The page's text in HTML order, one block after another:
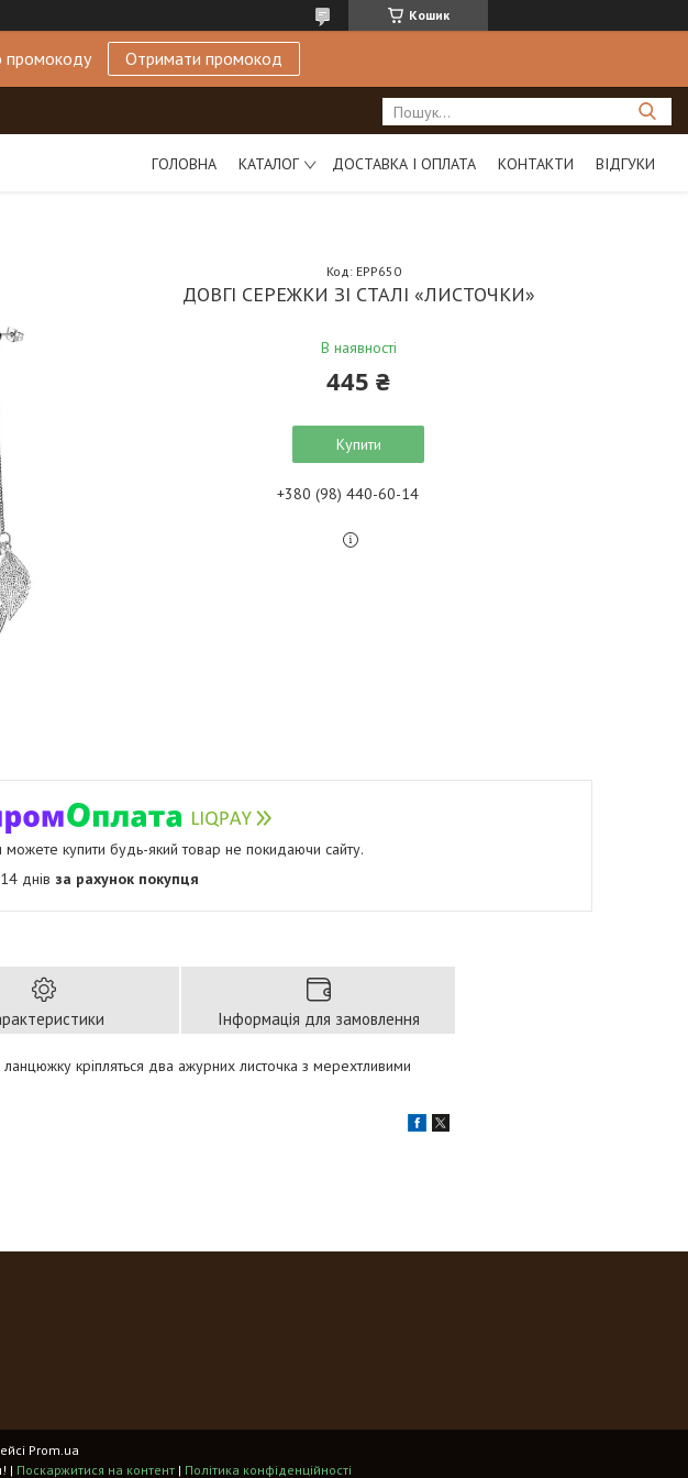
Кошик
промокоду Отримати промокод
ГОЛОВНА КАТАЛОГ ДОСТАВКА І ОПЛАТА КОНТАКТИ ВІДГУКИ
ДОВГІ СЕРЕЖКИ ЗІ СТАЛІ «ЛИСТОЧКИ»
В наявності
Код: EPP650
445 ₴
Купити
+380 (98) 440-60-14
можете купити будь-який товар не покидаючи сайту.
днів за рахунок покупця
Інформація для замовлення
кріпляться два ажурних листочка з мерехтливими
Prom.ua
«Spikes» - прикраси, що не темніють і не бояться води. Носи не знімаючи! | Поскаржитися на контент | Політика конфіденційності